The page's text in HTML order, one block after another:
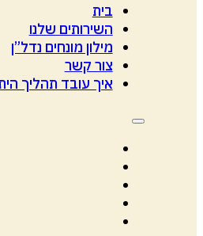
בית
השירותים שלנו
מילון מונחים נדל”ן
צור קשר
איך עובד תהליך